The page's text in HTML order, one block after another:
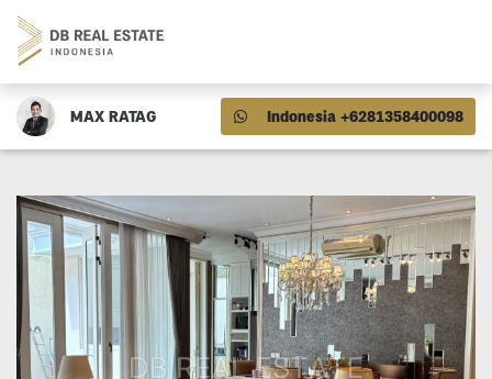
MAX RATAG Indonesia +6281358400098